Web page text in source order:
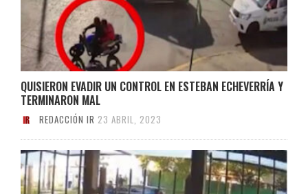
QUISIERON EVADIR UN CONTROL EN ESTEBAN ECHEVERRÍA Y
TERMINARON MAL
REDACCIÓN IR 23 ABRIL, 2023